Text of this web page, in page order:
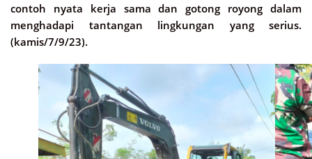
contoh nyata kerja sama dan gotong royong dalam
menghadapi tantangan lingkungan yang serius.
(kamis/7/9/23).